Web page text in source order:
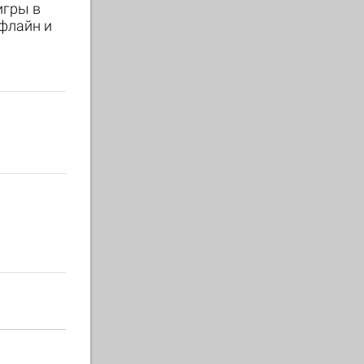
в
и